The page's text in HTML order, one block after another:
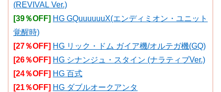
(REVIVAL Ver.)
[39％OFF] HG GQuuuuuuX(エンディミオン・ユニット
覚醒時)
[27％OFF] HG リック・ドム ガイア機/オルテガ機(GQ)
[26％OFF] HG シナンジュ・スタイン (ナラティブVer.)
[24％OFF] HG 百式
[21％OFF] HG ダブルオークアンタ